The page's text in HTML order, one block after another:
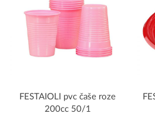
FESTAIOLI pvc čaše roze
200cc 50/1